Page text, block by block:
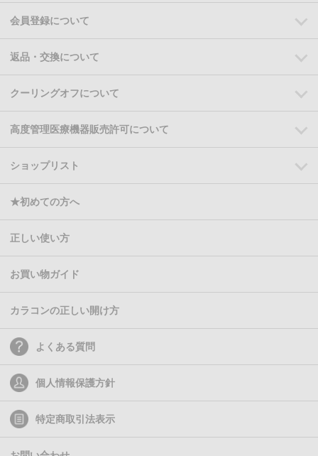
会員登録について
返品・交換について
クーリングオフについて
高度管理医療機器販売許可について
ショップリスト
★初めての方へ
正しい使い方
お買い物ガイド
カラコンの正しい開け方
よくある質問
個人情報保護方針
特定商取引法表示